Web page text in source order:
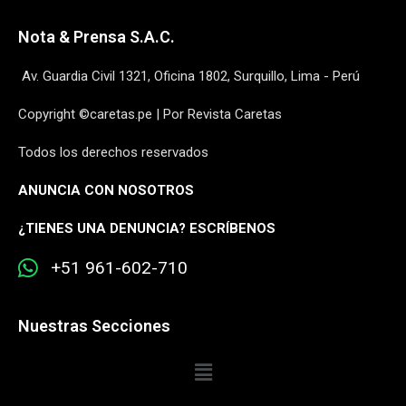
Nota & Prensa S.A.C.
Av. Guardia Civil 1321, Oficina 1802, Surquillo, Lima - Perú
Copyright ©caretas.pe | Por Revista Caretas
Todos los derechos reservados
ANUNCIA CON NOSOTROS
¿TIENES UNA DENUNCIA? ESCRÍBENOS
+51 961-602-710
Nuestras Secciones